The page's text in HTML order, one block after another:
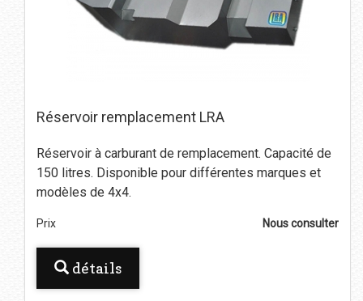
Réservoir remplacement LRA
Réservoir à carburant de remplacement. Capacité de
150 litres. Disponible pour différentes marques et
modèles de 4x4.
Prix Nous consulter
détails